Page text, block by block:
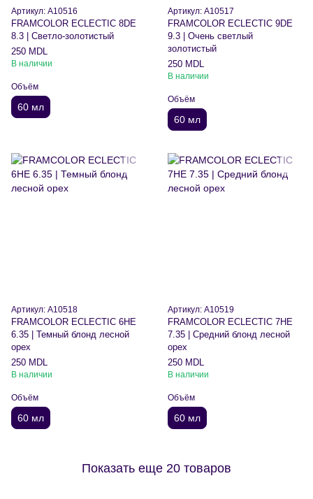
Артикул: A10516
FRAMCOLOR ECLECTIC 8DE
8.3 | Светло-золотистый
250 MDL
В наличии
Объём
60 мл
Артикул: A10517
FRAMCOLOR ECLECTIC 9DE
9.3 | Очень светлый
золотистый
250 MDL
В наличии
Объём
60 мл
Артикул: A10518
FRAMCOLOR ECLECTIC 6HE
6.35 | Темный блонд лесной
орех
250 MDL
В наличии
Объём
60 мл
Артикул: A10519
FRAMCOLOR ECLECTIC 7HE
7.35 | Средний блонд лесной
орех
250 MDL
В наличии
Объём
60 мл
Показать еще 20 товаров